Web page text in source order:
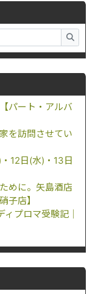
パート・アルバ
を訪問させてい
12日(水)・13日
めに。矢島酒店
子店】
プロマ受験記｜